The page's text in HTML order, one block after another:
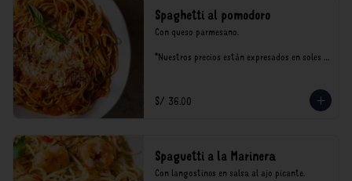
Spaghetti al pomodoro
Con queso parmesano.
*Nuestros precios están expresados en soles e
S/ 36.00
Spaguetti a la Marinera
Con langostinos en salsa al ajo picante.